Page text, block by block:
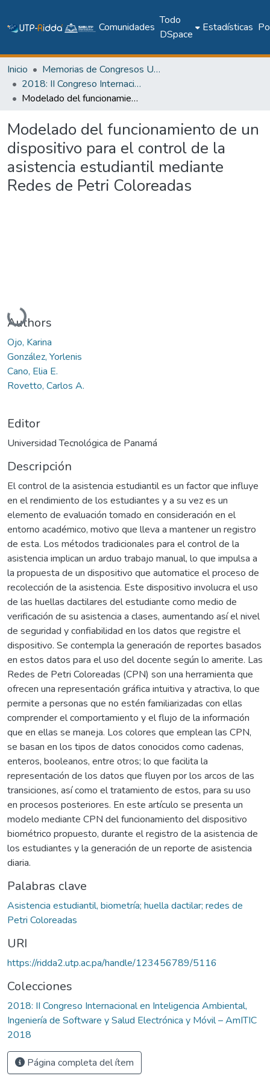
Comunidades
Todo
DSpace
Estadísticas
Inicio
Memorias de Congresos UTP
2018: II Congreso Internacional en Inteligencia Ambiental, Ingeniería de Software y Salud Electrónica y Móvil – AmITIC 2018
Modelado del funcionamiento de un dispositivo para el control de la asistencia estudiantil mediante Redes de Petri Coloreadas
Modelado del funcionamiento de un
dispositivo para el control de la
asistencia estudiantil mediante
Redes de Petri Coloreadas
Cargando...
Authors
Ojo, Karina
González, Yorlenis
Cano, Elia E.
Rovetto, Carlos A.
Editor
Universidad Tecnológica de Panamá
Descripción
El control de la asistencia estudiantil es un factor que influye
en el rendimiento de los estudiantes y a su vez es un
elemento de evaluación tomado en consideración en el
entorno académico, motivo que lleva a mantener un registro
de esta. Los métodos tradicionales para el control de la
asistencia implican un arduo trabajo manual, lo que impulsa a
la propuesta de un dispositivo que automatice el proceso de
recolección de la asistencia. Este dispositivo involucra el uso
de las huellas dactilares del estudiante como medio de
verificación de su asistencia a clases, aumentando así el nivel
de seguridad y confiabilidad en los datos que registre el
dispositivo. Se contempla la generación de reportes basados
en estos datos para el uso del docente según lo amerite. Las
Redes de Petri Coloreadas (CPN) son una herramienta que
ofrecen una representación gráfica intuitiva y atractiva, lo que
permite a personas que no estén familiarizadas con ellas
comprender el comportamiento y el flujo de la información
que en ellas se maneja. Los colores que emplean las CPN,
se basan en los tipos de datos conocidos como cadenas,
enteros, booleanos, entre otros; lo que facilita la
representación de los datos que fluyen por los arcos de las
transiciones, así como el tratamiento de estos, para su uso
en procesos posteriores. En este artículo se presenta un
modelo mediante CPN del funcionamiento del dispositivo
biométrico propuesto, durante el registro de la asistencia de
los estudiantes y la generación de un reporte de asistencia
diaria.
Palabras clave
Asistencia estudiantil, biometría; huella dactilar; redes de
Petri Coloreadas
URI
https://ridda2.utp.ac.pa/handle/123456789/5116
Colecciones
2018: II Congreso Internacional en Inteligencia Ambiental,
Ingeniería de Software y Salud Electrónica y Móvil – AmITIC
2018
Página completa del ítem